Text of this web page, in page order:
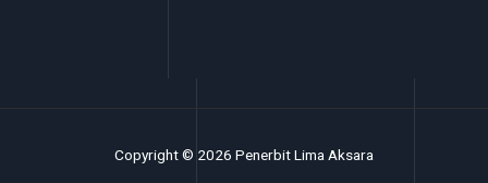
Copyright © 2026 Penerbit Lima Aksara